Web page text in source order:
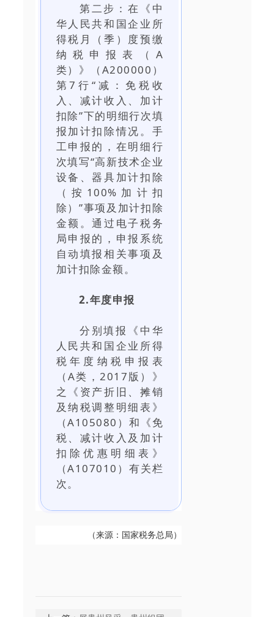
第二步：在《中
华人民共和国企业所
得税月（季）度预缴
纳税申报表（A
类）》（A200000）
第7行“减：免税收
入、减计收入、加计
扣除”下的明细行次填
报加计扣除情况。手
工申报的，在明细行
次填写“高新技术企业
设备、器具加计扣除
（按100%加计扣
除）”事项及加计扣除
金额。通过电子税务
局申报的，申报系统
自动填报相关事项及
加计扣除金额。
2.年度申报
分别填报《中华
人民共和国企业所得
税年度纳税申报表
（A类，2017版）》
之《资产折旧、摊销
及纳税调整明细表》
（A105080）和《免
税、减计收入及加计
扣除优惠明细表》
（A107010）有关栏
次。
（来源：国家税务总局）